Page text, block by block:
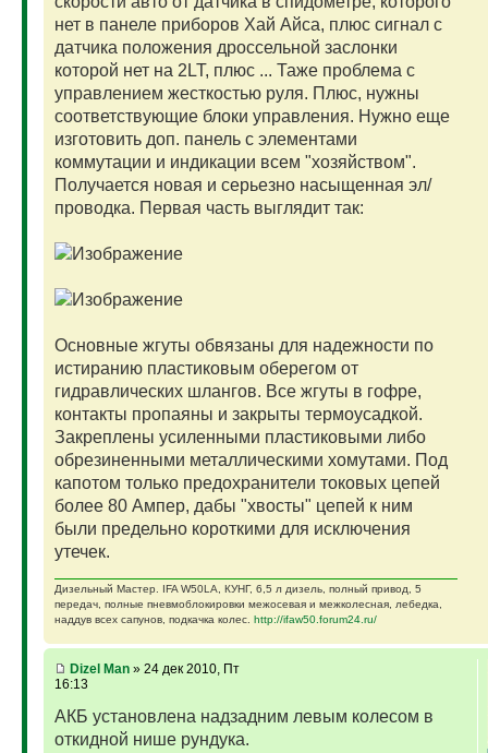
нет в панеле приборов Хай Айса, плюс сигнал с
датчика положения дроссельной заслонки
которой нет на 2LT, плюс ... Таже проблема с
управлением жесткостью руля. Плюс, нужны
соответствующие блоки управления. Нужно еще
изготовить доп. панель с элементами
коммутации и индикации всем "хозяйством".
Получается новая и серьезно насыщенная эл/
проводка. Первая часть выглядит так:
Основные жгуты обвязаны для надежности по
истиранию пластиковым оберегом от
гидравлических шлангов. Все жгуты в гофре,
контакты пропаяны и закрыты термоусадкой.
Закреплены усиленными пластиковыми либо
обрезиненными металлическими хомутами. Под
капотом только предохранители токовых цепей
более 80 Ампер, дабы "хвосты" цепей к ним
были предельно короткими для исключения
утечек.
Дизельный Мастер. IFA W50LA, КУНГ, 6,5 л дизель, полный привод, 5
передач, полные пневмоблокировки межосевая и межколесная, лебедка,
наддув всех сапунов, подкачка колес. http://ifaw50.forum24.ru/
Dizel Man» 24 дек 2010, Пт
16:13
АКБ установлена надзадним левым колесом в
откидной нише рундука.